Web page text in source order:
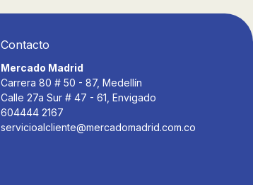
Contacto
Mercado Madrid
Carrera 80 # 50 - 87, Medellín
Calle 27a Sur # 47 - 61, Envigado
604444 2167
servicioalcliente@mercadomadrid.com.co